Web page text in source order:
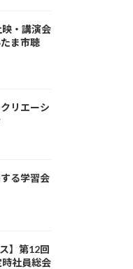
映・講演会
ま市聴
リエーシ
る学習会
】第12回
時社員総会